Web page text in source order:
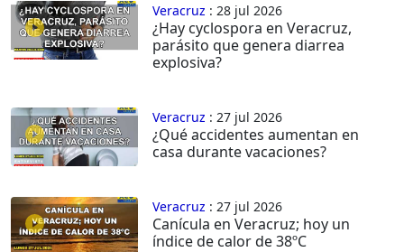
Veracruz : 28 jul 2026
¿Hay cyclospora en Veracruz,
parásito que genera diarrea
explosiva?
Veracruz : 27 jul 2026
¿Qué accidentes aumentan en
casa durante vacaciones?
Veracruz : 27 jul 2026
Canícula en Veracruz; hoy un
índice de calor de 38ºC